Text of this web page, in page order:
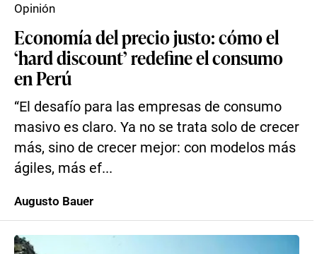
Economía del precio justo: cómo el
‘hard discount’ redefine el consumo
en Perú
“El desafío para las empresas de consumo
masivo es claro. Ya no se trata solo de crecer
más, sino de crecer mejor: con modelos más
ágiles, más ef...
Opinión
Augusto Bauer